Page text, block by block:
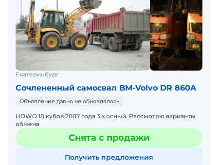
Екатеринбург
Сочлененный самосвал BM-Volvo DR 860A
Объявление давно не обновлялось
HOWO 18 кубов 2007 года 3'х осный. Рассмотрю варианты
обмена
Снята с продажи
Получить предложения